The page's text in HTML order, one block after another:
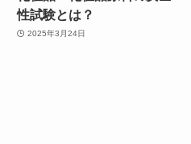
性試験とは？
2025年3月24日